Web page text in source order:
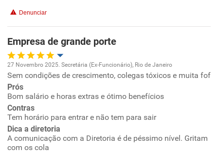
Recomenda esta empresa
Recomenda a diretoria
Denunciar
Empresa de grande porte
Oportunidade de promoção
Ambiente de trabalho
Conciliação com a vida familiar
Benefícios
27 Novembro 2025. Secretária (Ex-Funcionário), Rio de Janeiro
Sem condições de crescimento, colegas tóxicos e muita fof
Prós
Bom salário e horas extras e ótimo benefícios
Contras
Tem horário para entrar e não tem para sair
Dica a diretoria
A comunicação com a Diretoria é de péssimo nível. Gritam
com os cola